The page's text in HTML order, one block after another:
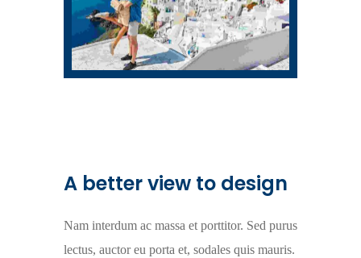
A better view to design
Nam interdum ac massa et porttitor. Sed purus
lectus, auctor eu porta et, sodales quis mauris.